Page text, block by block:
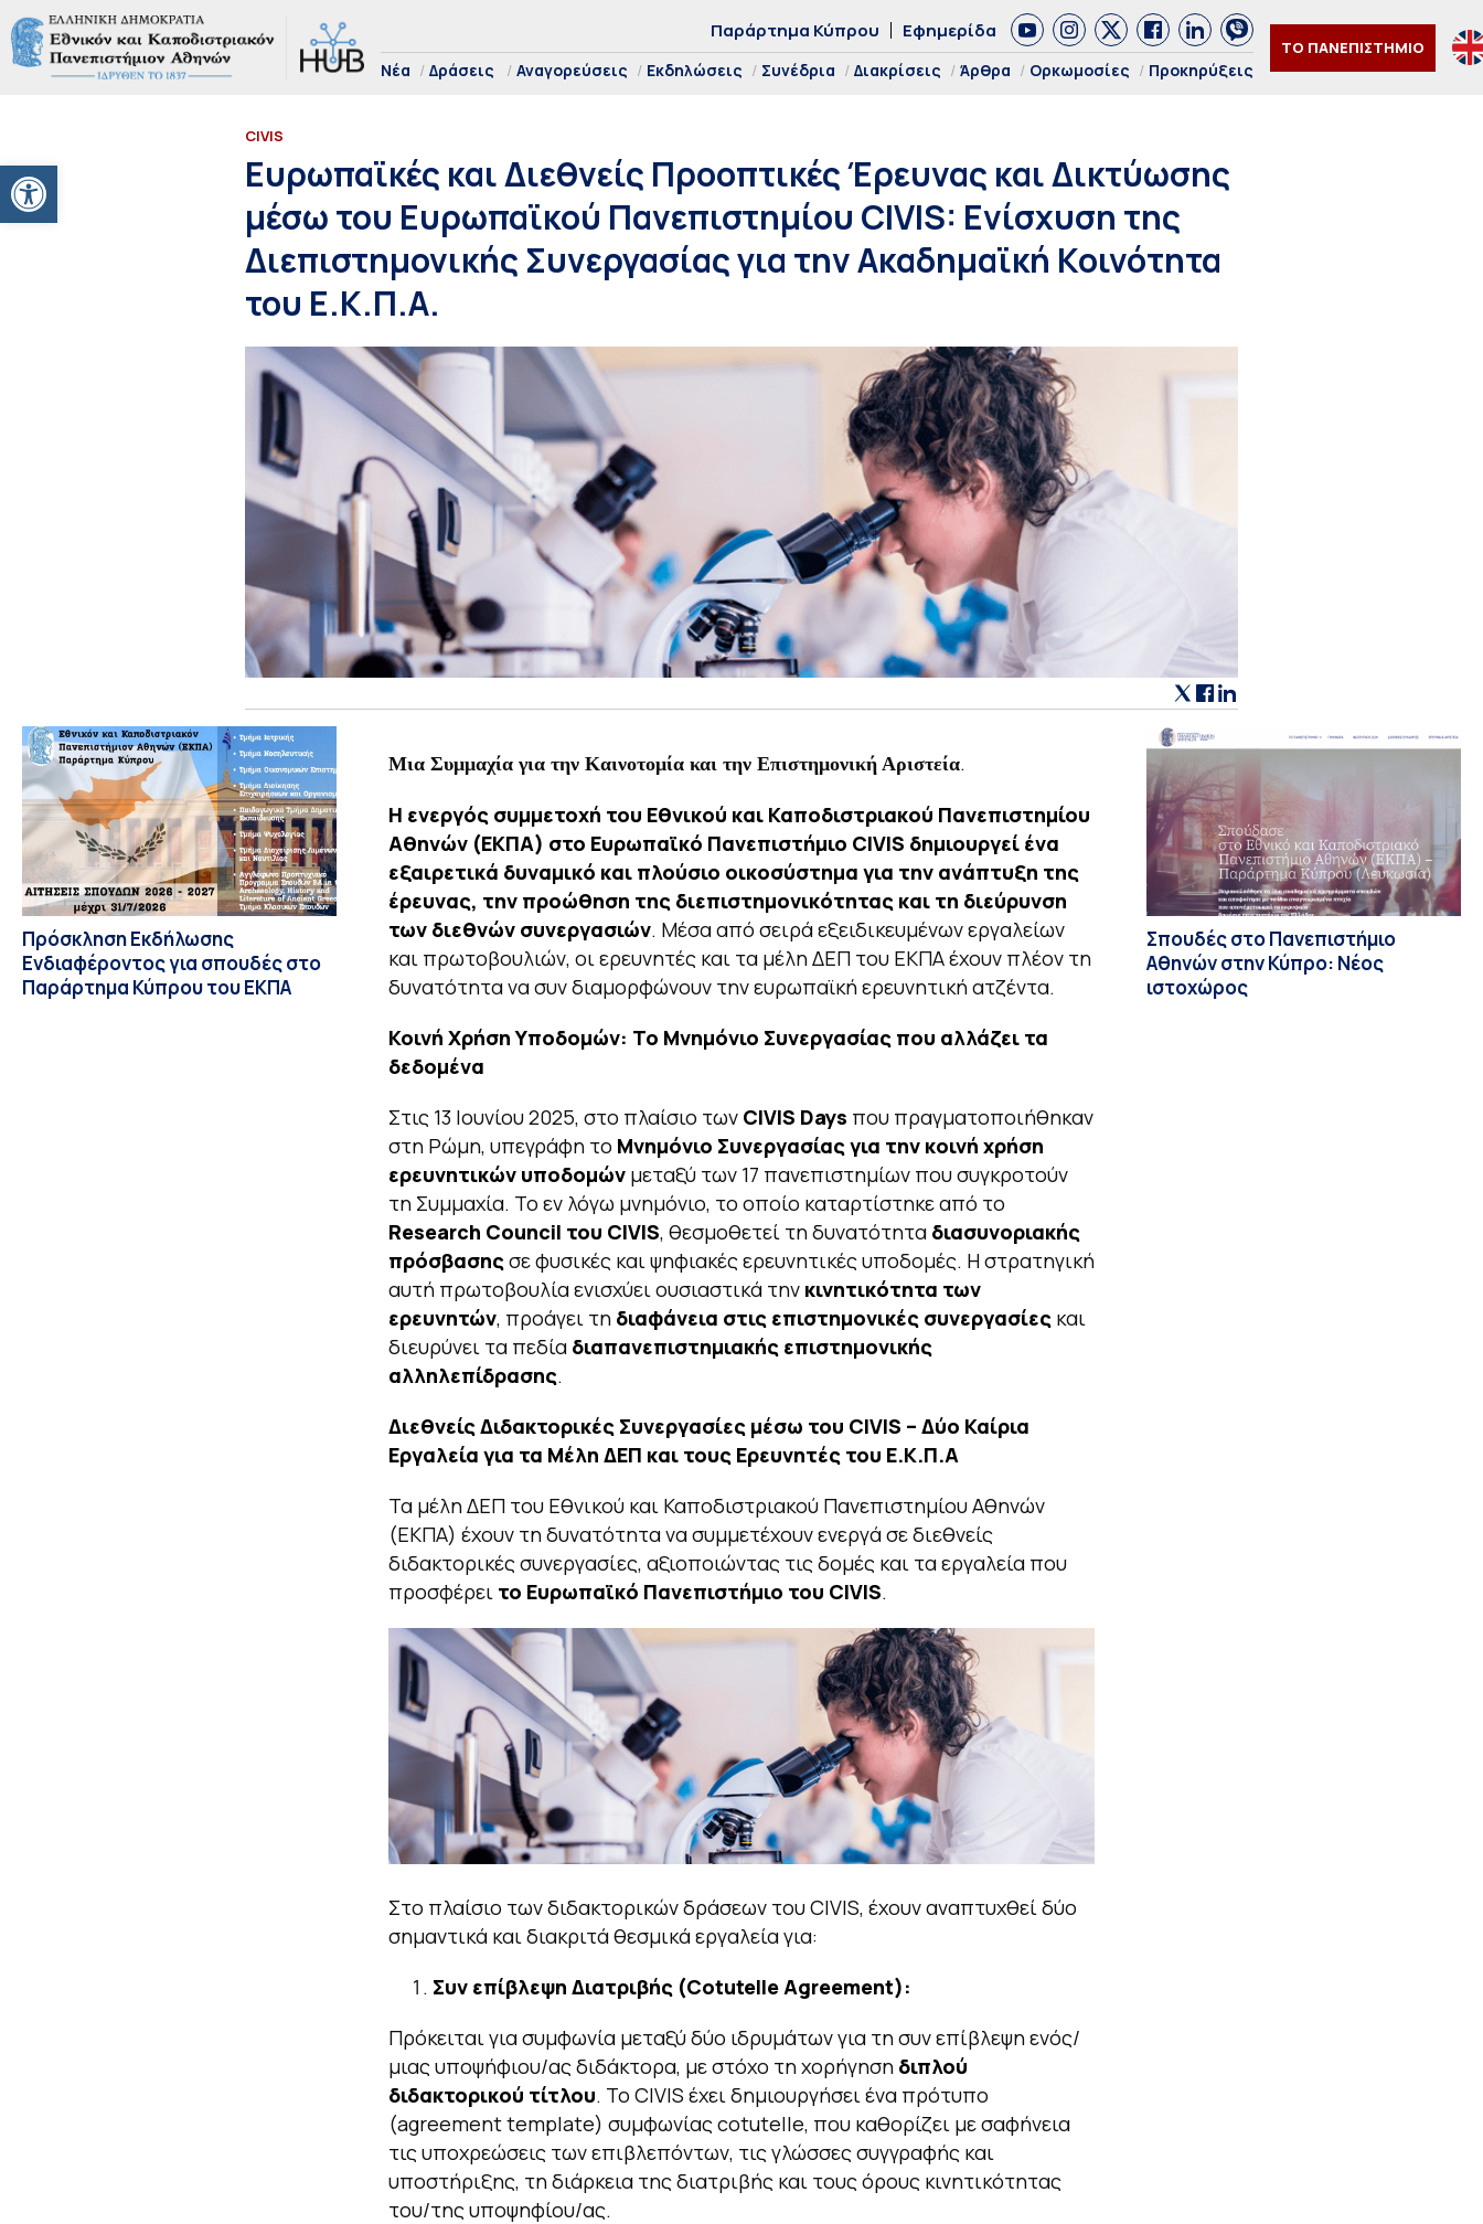
Ανοίξτε τη γραμμή εργαλείων
Παράρτημα Κύπρου Εφημερίδα
Νέα Δράσεις Αναγορεύσεις Εκδηλώσεις Συνέδρια Διακρίσεις Άρθρα Ορκωμοσίες Προκηρύξεις
ΤΟ ΠΑΝΕΠΙΣΤΗΜΙΟ
CIVIS
Ευρωπαϊκές και Διεθνείς Προοπτικές Έρευνας και Δικτύωσης
μέσω του Ευρωπαϊκού Πανεπιστημίου CIVIS: Ενίσχυση της
Διεπιστημονικής Συνεργασίας για την Ακαδημαϊκή Κοινότητα
του Ε.Κ.Π.Α.
Πρόσκληση Εκδήλωσης
Ενδιαφέροντος για σπουδές στο
Παράρτημα Κύπρου του ΕΚΠΑ
Μια Συμμαχία για την Καινοτομία και την Επιστημονική Αριστεία.
Η ενεργός συμμετοχή του Εθνικού και Καποδιστριακού Πανεπιστημίου
Αθηνών (ΕΚΠΑ) στο Ευρωπαϊκό Πανεπιστήμιο CIVIS δημιουργεί ένα
εξαιρετικά δυναμικό και πλούσιο οικοσύστημα για την ανάπτυξη της
έρευνας, την προώθηση της διεπιστημονικότητας και τη διεύρυνση
των διεθνών συνεργασιών. Μέσα από σειρά εξειδικευμένων εργαλείων
και πρωτοβουλιών, οι ερευνητές και τα μέλη ΔΕΠ του ΕΚΠΑ έχουν πλέον τη
δυνατότητα να συν διαμορφώνουν την ευρωπαϊκή ερευνητική ατζέντα.
Κοινή Χρήση Υποδομών: Το Μνημόνιο Συνεργασίας που αλλάζει τα
δεδομένα
Στις 13 Ιουνίου 2025, στο πλαίσιο των CIVIS Days που πραγματοποιήθηκαν
στη Ρώμη, υπεγράφη το Μνημόνιο Συνεργασίας για την κοινή χρήση
ερευνητικών υποδομώνμεταξύ των 17 πανεπιστημίων που συγκροτούν
τη Συμμαχία. Το εν λόγω μνημόνιο, το οποίο καταρτίστηκε από το
Research Council του CIVIS, θεσμοθετεί τη δυνατότητα διασυνοριακής
πρόσβασης σε φυσικές και ψηφιακές ερευνητικές υποδομές. Η στρατηγική
αυτή πρωτοβουλία ενισχύει ουσιαστικά την κινητικότητα των
ερευνητών, προάγει τη διαφάνεια στις επιστημονικές συνεργασίες και
διευρύνει τα πεδία διαπανεπιστημιακής επιστημονικής
αλληλεπίδρασης.
Διεθνείς Διδακτορικές Συνεργασίες μέσω του CIVIS – Δύο Καίρια
Εργαλεία για τα Μέλη ΔΕΠ και τους Ερευνητές του Ε.Κ.Π.Α
Τα μέλη ΔΕΠ του Εθνικού και Καποδιστριακού Πανεπιστημίου Αθηνών
(ΕΚΠΑ) έχουν τη δυνατότητα να συμμετέχουν ενεργά σε διεθνείς
διδακτορικές συνεργασίες, αξιοποιώντας τις δομές και τα εργαλεία που
προσφέρει το Ευρωπαϊκό Πανεπιστήμιο του CIVIS.
Στο πλαίσιο των διδακτορικών δράσεων του CIVIS, έχουν αναπτυχθεί δύο
σημαντικά και διακριτά θεσμικά εργαλεία για:
Συν επίβλεψη Διατριβής (Cotutelle Agreement):
Πρόκειται για συμφωνία μεταξύ δύο ιδρυμάτων για τη συν επίβλεψη ενός/
μιας υποψήφιου/ας διδάκτορα, με στόχο τη χορήγηση διπλού
διδακτορικού τίτλου. Το CIVIS έχει δημιουργήσει ένα πρότυπο
(agreement template) συμφωνίας cotutelle, που καθορίζει με σαφήνεια
τις υποχρεώσεις των επιβλεπόντων, τις γλώσσες συγγραφής και
υποστήριξης, τη διάρκεια της διατριβής και τους όρους κινητικότητας
του/της υποψηφίου/ας.
Σπουδές στο Πανεπιστήμιο
Αθηνών στην Κύπρο: Νέος
ιστοχώρος